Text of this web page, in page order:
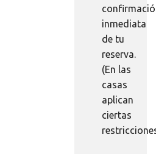
inmediata
de tu
reserva.
(En las
casas
aplican
ciertas